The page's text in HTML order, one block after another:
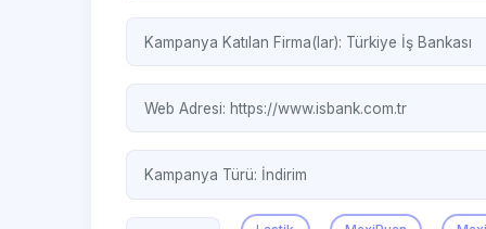
Kampanya Katılan Firma(lar): Türkiye İş Bankası
Web Adresi: https://www.isbank.com.tr
Kampanya Türü: İndirim